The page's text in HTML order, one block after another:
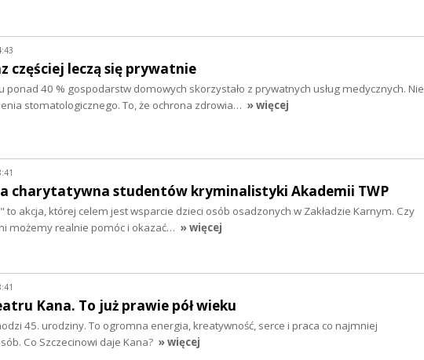
częściej leczą się prywatnie
ponad 40 % gospodarstw domowych skorzystało z prywatnych usług medycznych. Nie
stomatologicznego. To, że ochrona zdrowia… » więcej
charytatywna studentów kryminalistyki Akademii TWP
to akcja, której celem jest wsparcie dzieci osób osadzonych w Zakładzie Karnym. Czy
możemy realnie pomóc i okazać… » więcej
Kana. To już prawie pół wieku
45. urodziny. To ogromna energia, kreatywność, serce i praca co najmniej
Co Szczecinowi daje Kana? » więcej